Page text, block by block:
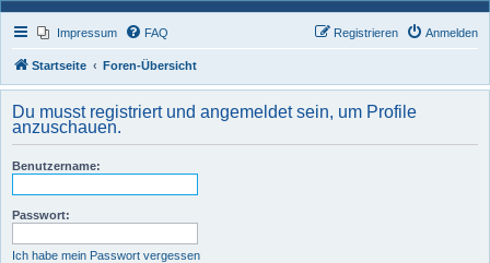
Impressum FAQ Anmelden
Registrieren
Startseite Foren-Übersicht
Du musst registriert und angemeldet sein, um Profile
anzuschauen.
Benutzername:
Passwort:
Ich habe mein Passwort vergessen